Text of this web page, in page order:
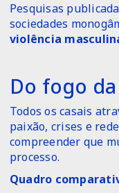
Pesquisas
sociedades
violência
Do fogo
Todos os casais
paixão, crises e
compreender que
processo.
Quadro